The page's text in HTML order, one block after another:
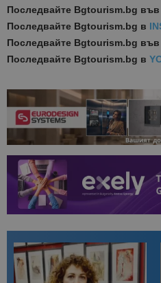
Последвайте Bgtourism.bg във
Последвайте Bgtourism.bg в
Последвайте Bgtourism.bg във
Последвайте Bgtourism.bg в